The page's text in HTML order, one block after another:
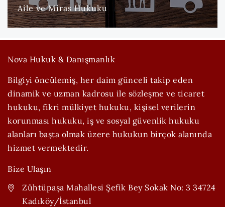
Aile ve Miras Hukuku
Nova Hukuk & Danışmanlık
Bilgiyi öncülemiş, her daim günceli takip eden
dinamik ve uzman kadrosu ile sözleşme ve ticaret
hukuku, fikri mülkiyet hukuku, kişisel verilerin
korunması hukuku, iş ve sosyal güvenlik hukuku
alanları başta olmak üzere hukukun birçok alanında
hizmet vermektedir.
Bize Ulaşın
Zühtüpaşa Mahallesi Şefik Bey Sokak No: 3 34724
Kadıköy/İstanbul